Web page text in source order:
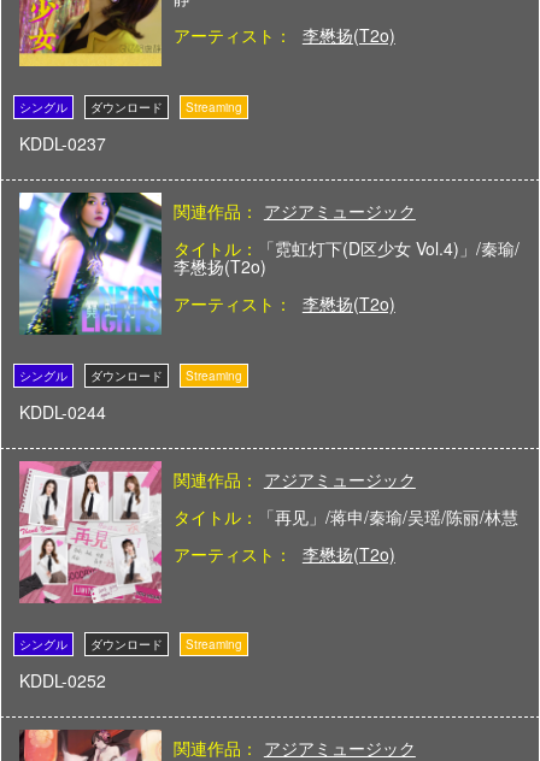
アーティスト：
李懋扬(T2o)
KDDL-0237
関連作品： アジアミュージック
タイトル：
「霓虹灯下(D区少女 Vol.4)」/秦瑜/
李懋扬(T2o)
アーティスト：
李懋扬(T2o)
KDDL-0244
関連作品： アジアミュージック
タイトル：
「再见」/蒋申/秦瑜/吴瑶/陈丽/林慧
アーティスト：
李懋扬(T2o)
KDDL-0252
関連作品： アジアミュージック